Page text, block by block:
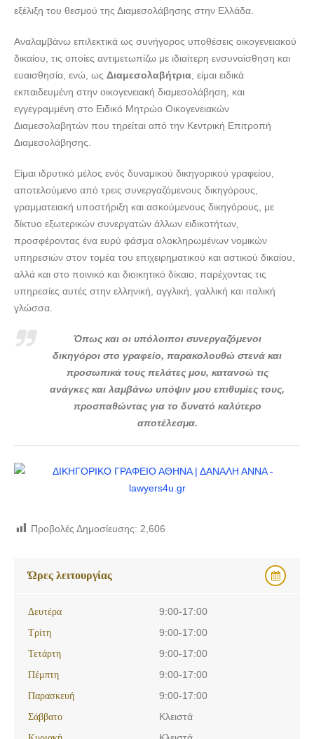
εξέλιξη του θεσμού της Διαμεσολάβησης στην Ελλάδα.
Αναλαμβάνω επιλεκτικά ως συνήγορος υποθέσεις οικογενειακού
δικαίου, τις οποίες αντιμετωπίζω με ιδιαίτερη ενσυναίσθηση και
ευαισθησία, ενώ, ως Διαμεσολαβήτρια , είμαι ειδικά
εκπαιδευμένη στην οικογενειακή διαμεσολάβηση, και
εγγεγραμμένη στο Ειδικό Μητρώο Οικογενειακών
Διαμεσολαβητών που τηρείται από την Κεντρική Επιτροπή
Διαμεσολάβησης.
Είμαι ιδρυτικό μέλος ενός δυναμικού δικηγορικού γραφείου,
αποτελούμενο από τρεις συνεργαζόμενους δικηγόρους,
γραμματειακή υποστήριξη και ασκούμενους δικηγόρους, με
δίκτυο εξωτερικών συνεργατών άλλων ειδικοτήτων,
προσφέροντας ένα ευρύ φάσμα ολοκληρωμένων νομικών
υπηρεσιών στον τομέα του επιχειρηματικού και αστικού δικαίου,
αλλά και στο ποινικό και διοικητικό δίκαιο, παρέχοντας τις
υπηρεσίες αυτές στην ελληνική, αγγλική, γαλλική και ιταλική
γλώσσα.
Όπως και οι υπόλοιποι συνεργαζόμενοι
δικηγόροι στο γραφείο, παρακολουθώ στενά και
προσωπικά τους πελάτες μου, κατανοώ τις
ανάγκες και λαμβάνω υπόψιν μου επιθυμίες τους,
προσπαθώντας για το δυνατό καλύτερο
αποτέλεσμα.
Προβολές Δημοσίευσης: 2,606
Ώρες λειτουργίας
Δευτέρα
9:00-17:00
Τρίτη
9:00-17:00
Τετάρτη
9:00-17:00
Πέμπτη
9:00-17:00
Παρασκευή
9:00-17:00
Σάββατο
Κλειστά